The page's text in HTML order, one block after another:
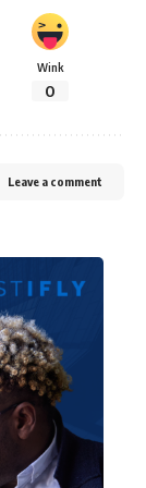
Wink
0
Leave a comment